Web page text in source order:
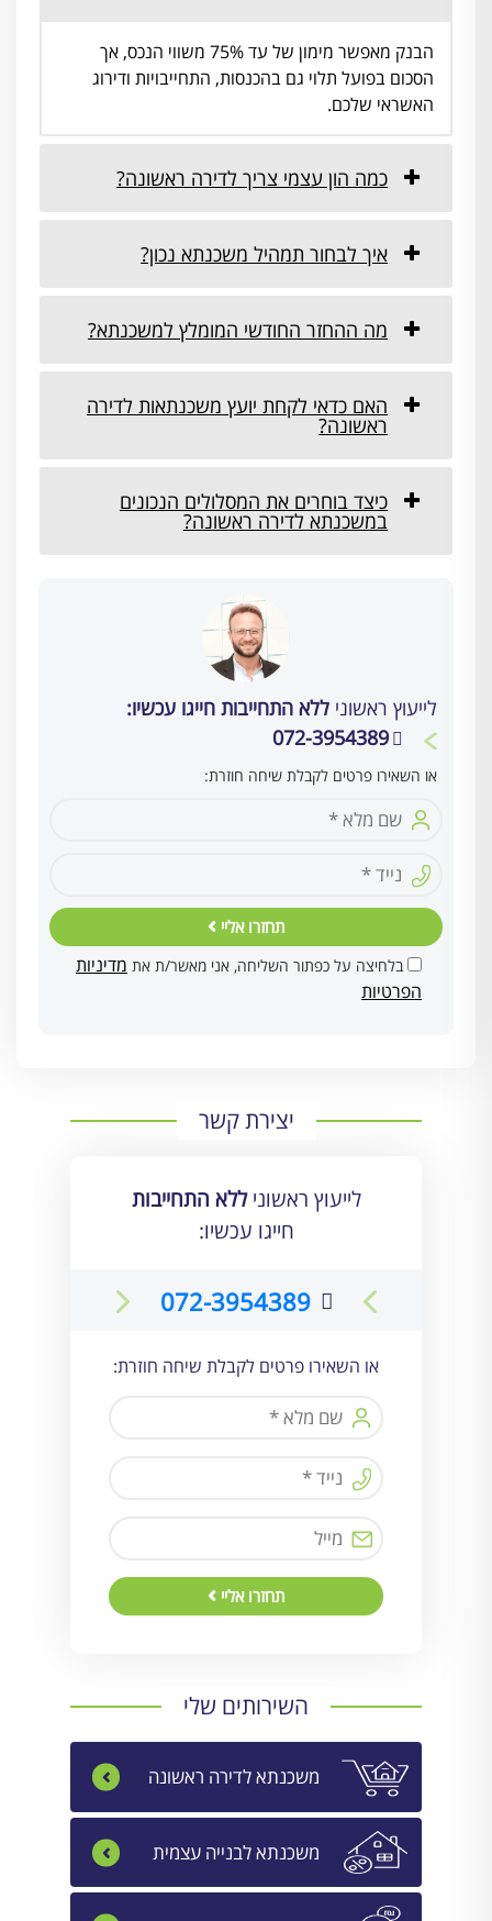
הבנק מאפשר מימון של עד 75% משווי הנכס, אך
הסכום בפועל תלוי גם בהכנסות, התחייבויות ודירוג
האשראי שלכם.
כמה הון עצמי צריך לדירה ראשונה?
איך לבחור תמהיל משכנתא נכון?
מה ההחזר החודשי המומלץ למשכנתא?
האם כדאי לקחת יועץ משכנתאות לדירה
ראשונה?
כיצד בוחרים את המסלולים הנכונים
במשכנתא לדירה ראשונה?
לייעוץ ראשוני ללא התחייבות חייגו עכשיו:
072-3954389
או השאירו פרטים לקבלת שיחה חוזרת:
תחזרו אליי
בלחיצה על כפתור השליחה, אני מאשר/ת את מדיניות
הפרטיות
יצירת קשר
לייעוץ ראשוניללא התחייבות
חייגו עכשיו:
072-3954389
או השאירו פרטים לקבלת שיחה חוזרת:
תחזרו אליי
השירותים שלי
משכנתא לדירה ראשונה
משכנתא לבנייה עצמית